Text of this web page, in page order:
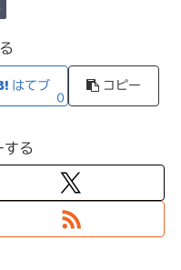
はてブ
0
コピー
する